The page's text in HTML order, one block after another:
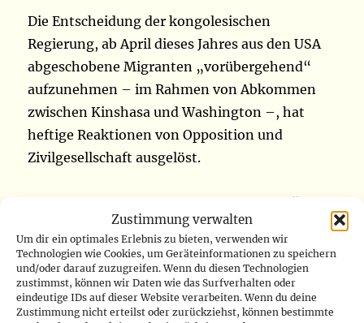
Zustimmung verwalten
Um dir ein optimales Erlebnis zu bieten, verwenden wir
Technologien wie Cookies, um Geräteinformationen zu speichern
und/oder darauf zuzugreifen. Wenn du diesen Technologien
zustimmst, können wir Daten wie das Surfverhalten oder
eindeutige IDs auf dieser Website verarbeiten. Wenn du deine
Zustimmung nicht erteilst oder zurückziehst, können bestimmte
Die Entscheidung der kongolesischen
Regierung, ab April dieses Jahres aus den USA
abgeschobene Migranten „vorübergehend“
aufzunehmen – im Rahmen von Abkommen
zwischen Kinshasa und Washington –, hat
heftige Reaktionen von Opposition und
Zivilgesellschaft ausgelöst.
(LUCHA) sieht darin einen Fehltritt in einer
Zeit, in der Kinshasa darum kämpft, „seine
Bürger zu schützen“.
In einer Erklärung verurteilt Lucha diese